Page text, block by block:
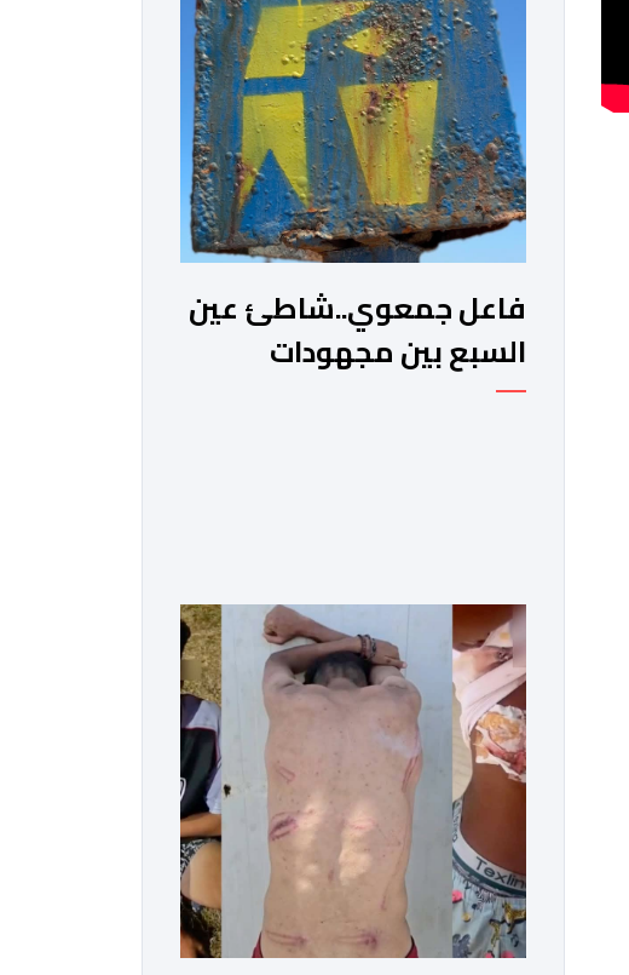
فاعل جمعوي..شاطئ عين
السبع بين مجهودات
السلطات ووعي الزوار